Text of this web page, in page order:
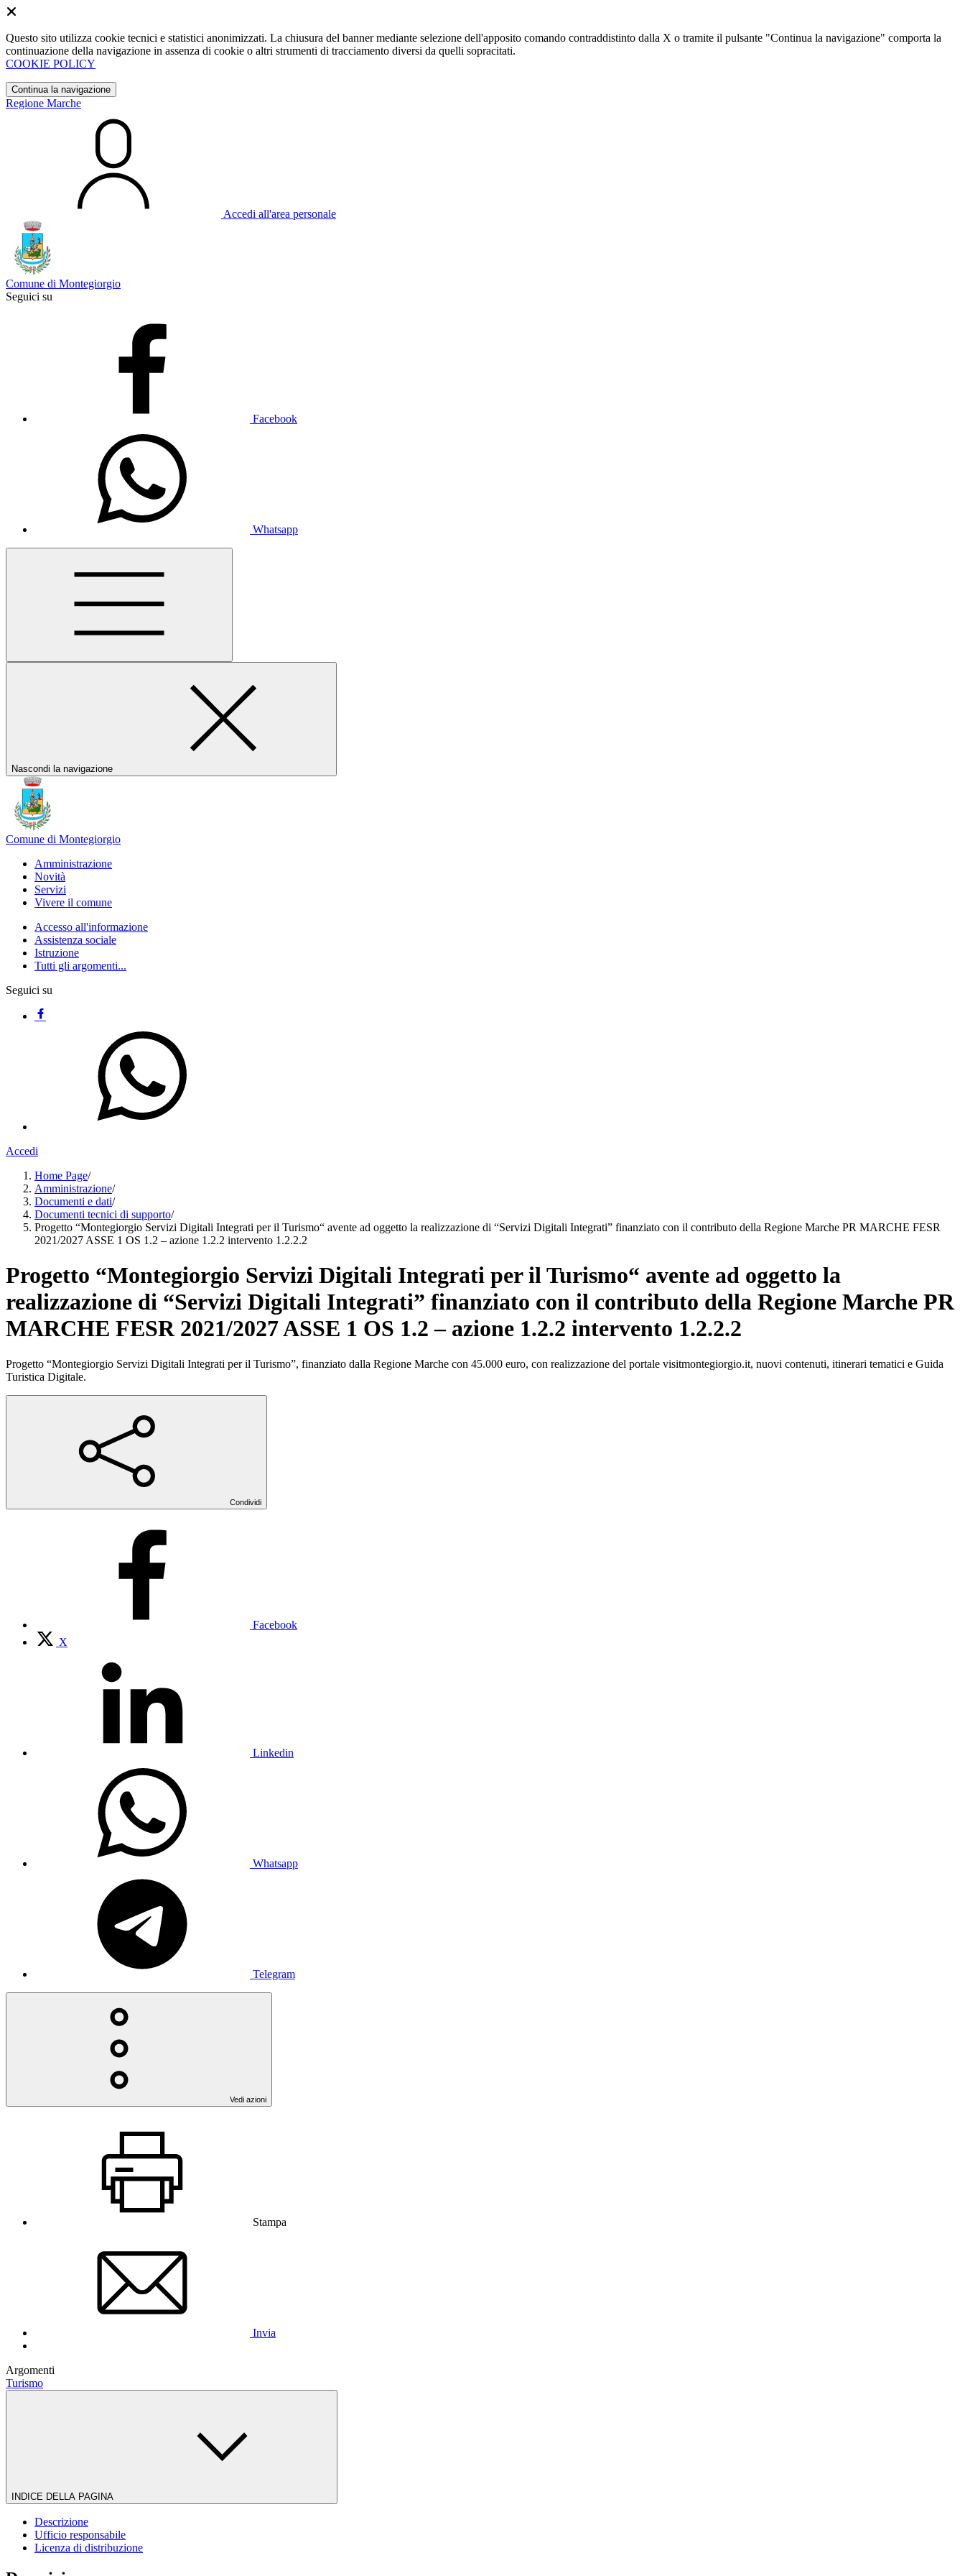
Questo sito utilizza cookie tecnici e statistici anonimizzati. La chiusura del banner mediante selezione dell'apposito comando contraddistinto dalla X o tramite il pulsante "Continua la navigazione" comporta la
continuazione della navigazione in assenza di cookie o altri strumenti di tracciamento diversi da quelli sopracitati.
COOKIE POLICY
Continua la navigazione
Regione Marche
Accedi all'area personale
Comune di Montegiorgio
Seguici su
Facebook
Whatsapp
Nascondi la navigazione
Comune di Montegiorgio
Amministrazione
Novità
Servizi
Vivere il comune
Accesso all'informazione
Assistenza sociale
Istruzione
Tutti gli argomenti...
Seguici su
Accedi
Home Page/
Amministrazione/
Documenti e dati/
Documenti tecnici di supporto/
Progetto “Montegiorgio Servizi Digitali Integrati per il Turismo“ avente ad oggetto la realizzazione di “Servizi Digitali Integrati” finanziato con il contributo della Regione Marche PR MARCHE FESR
2021/2027 ASSE 1 OS 1.2 – azione 1.2.2 intervento 1.2.2.2
Progetto “Montegiorgio Servizi Digitali Integrati per il Turismo“ avente ad oggetto la
realizzazione di “Servizi Digitali Integrati” finanziato con il contributo della Regione Marche PR
MARCHE FESR 2021/2027 ASSE 1 OS 1.2 – azione 1.2.2 intervento 1.2.2.2
Progetto “Montegiorgio Servizi Digitali Integrati per il Turismo”, finanziato dalla Regione Marche con 45.000 euro, con realizzazione del portale visitmontegiorgio.it, nuovi contenuti, itinerari tematici e Guida
Turistica Digitale.
Condividi
Facebook
X
Linkedin
Whatsapp
Telegram
Vedi azioni
Stampa
Invia
Argomenti
Turismo
INDICE DELLA PAGINA
Descrizione
Ufficio responsabile
Licenza di distribuzione